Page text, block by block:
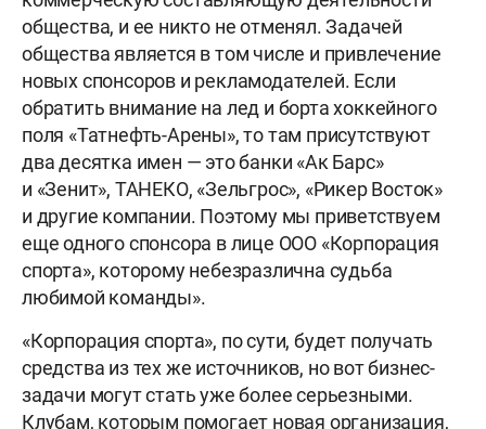
общества, и ее никто не отменял. Задачей
общества является в том числе и привлечение
новых спонсоров и рекламодателей. Если
обратить внимание на лед и борта хоккейного
поля «Татнефть-Арены», то там присутствуют
два десятка имен — это банки «Ак Барс»
и «Зенит», ТАНЕКО, «Зельгрос», «Рикер Восток»
и другие компании. Поэтому мы приветствуем
еще одного спонсора в лице ООО «Корпорация
спорта», которому небезразлична судьба
любимой команды».
«Корпорация спорта», по сути, будет получать
средства из тех же источников, но вот бизнес-
задачи могут стать уже более серьезными.
Клубам, которым помогает новая организация,